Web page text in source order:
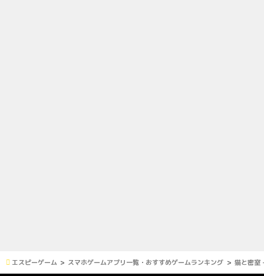
エスピーゲーム スマホゲームアプリ一覧・おすすめゲームランキング 猫と密室